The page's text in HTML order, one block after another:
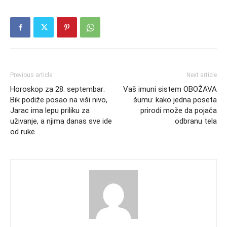
Previous article
Horoskop za 28. septembar:
Bik podiže posao na viši nivo,
Jarac ima lepu priliku za
uživanje, a njima danas sve ide
od ruke
Next article
Vaš imuni sistem OBOŽAVA
šumu: kako jedna poseta
prirodi može da pojača
odbranu tela